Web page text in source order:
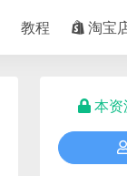
教程 淘宝
本资